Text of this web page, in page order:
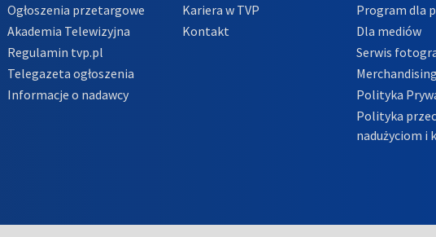
Ogłoszenia przetargowe
Akademia Telewizyjna
Regulamin tvp.pl
Telegazeta ogłoszenia
Informacje o nadawcy
Kariera w TVP
Kontakt
Program dla
Dla mediów
Serwis
Polityka
Polityka
nadużyciom i